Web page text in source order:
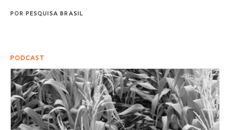
POR PESQUISA BRASIL
PODCAST